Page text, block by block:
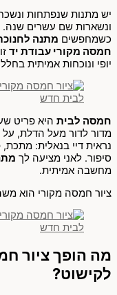
יש מתנות שנפתחות
ונשארות שם עשרים שנה.
כשמחפשים מתנה
חמסה מקורי עבודת יד
יופי ונוכחות אמיתית
חמסה לבית היא פריט
מדור לדור מעל הדלת, על
נראית דיי בנאלית: מתכת,
סיפור. לאני מציעה לך
מחשבה אמיתית.
ציור חמסה מקורי הוא
מה הופך ציור
לקישוט?